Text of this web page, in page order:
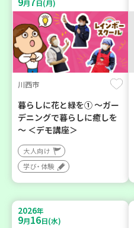
月 日(月)
川西市
暮らしに花と緑を① ～ガー
デニングで暮らしに癒しを
～ ＜デモ講座＞
大人向け
学び・体験
2026年
9月16日(水)